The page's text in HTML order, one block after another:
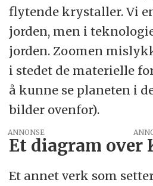
flytende krystaller. Vi
jorden, men i
jorden. Zoomen
i stedet de materielle
å kunne se planeten i
bilder ovenfor).
ANNONSE
Et diagram over
Et annet verk som